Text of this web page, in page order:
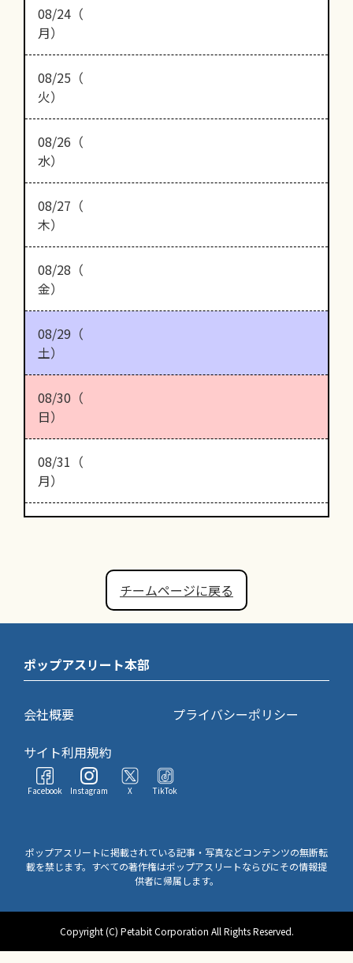
08/24（
月）
08/25（
火）
08/26（
水）
08/27（
木）
08/28（
金）
08/29（
土）
08/30（
日）
08/31（
月）
チームページに戻る
ポップアスリート本部
会社概要
プライバシーポリシー
サイト利用規約
Facebook Instagram X TikTok
ポップアスリートに掲載されている記事・写真などコンテンツの無断転
載を禁じます。すべての著作権はポップアスリートならびにその情報提
供者に帰属します。
Copyright (C) Petabit Corporation All Rights Reserved.